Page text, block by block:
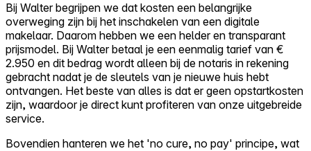
Bij Walter begrijpen we dat kosten een belangrijke
overweging zijn bij het inschakelen van een digitale
makelaar. Daarom hebben we een helder en transparant
prijsmodel. Bij Walter betaal je een eenmalig tarief van €
2.950 en dit bedrag wordt alleen bij de notaris in rekening
gebracht nadat je de sleutels van je nieuwe huis hebt
ontvangen. Het beste van alles is dat er geen opstartkosten
zijn, waardoor je direct kunt profiteren van onze uitgebreide
service.
Bovendien hanteren we het 'no cure, no pay' principe, wat